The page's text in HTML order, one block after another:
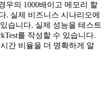
우의 1000배이고 메모리 할
. 실제 비즈니스 시나리오에
습니다. 실제 성능을 테스트
를 작성할 수 있습니다.
간 비율을 더 명확하게 알